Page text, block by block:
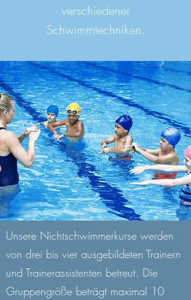
verschiedener
Schwimmtechniken.
Unsere Nichtschwimmerkurse werden
von drei bis vier ausgebildeten Trainern
und Trainerassistenten betreut. Die
Gruppengröße beträgt maximal 10